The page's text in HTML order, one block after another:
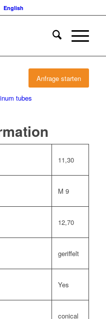
English
Anfrage starten
tubes
11,30
M 9
12,70
geriffelt
Yes
conical